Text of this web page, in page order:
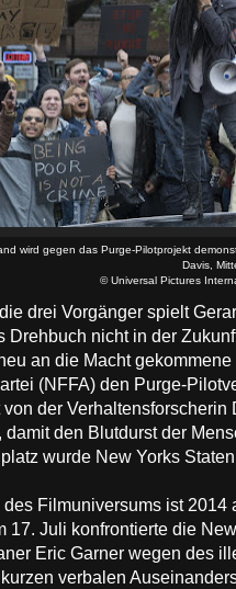
wird gegen das Purge-Pilotprojekt
Davis,
© Universal Pictures
drei Vorgänger spielt
Drehbuch nicht in der
an die Macht
(NFFA) den Purge-
der Verhaltensforscherin
damit den Blutdurst der
wurde New Yorks
Filmuniversums ist 2014
17. Juli konfrontierte die
Eric Garner wegen des
verbalen